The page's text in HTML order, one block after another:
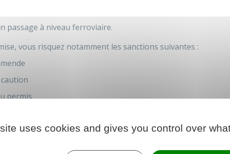
passage à niveau ferroviaire.
vous risquez notamment les sanctions suivantes :
permis
sans être interpellé sur place,un courrier est adressé à
uses cookies and gives you control over